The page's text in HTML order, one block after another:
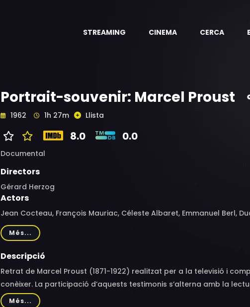
STREAMING CINEMA CERCA
Portrait-souvenir: Marcel Proust
1962 1h 27m Llista
8.0 0.0
Documental
Directors
Gérard Herzog
Actors
Jean Cocteau, François Mauriac, Céleste Albaret, Emmanuel Berl,
Lacretelle, Marquis de Lauris, Mme André Maurois, Mme Paul
Soupault
Més...
Descripció
Retrat de Marcel Proust (1871-1922) realitzat per a la televisió i
conèixer. La participació d’aquests testimonis s’alterna amb la
Més...